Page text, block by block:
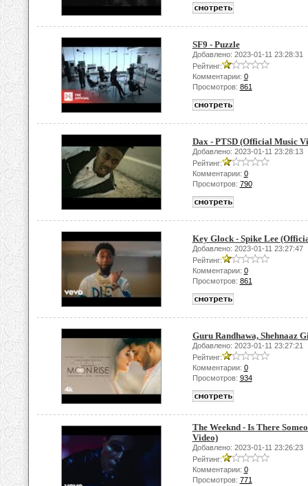
SF9 - Puzzle
Добавлено: 2023-01-11 23:28:31
Рейтинг:
Комментарии: 0
Просмотров: 861
Dax - PTSD (Official Music
Добавлено: 2023-01-11 23:28:13
Рейтинг:
Комментарии: 0
Просмотров: 790
Key Glock - Spike Lee
Добавлено: 2023-01-11 23:27:47
Рейтинг:
Комментарии: 0
Просмотров: 861
Guru Randhawa, Shehnaaz
Добавлено: 2023-01-11 23:27:21
Рейтинг:
Комментарии: 0
Просмотров: 934
The Weeknd - Is There
Video)
Добавлено: 2023-01-11 23:26:23
Рейтинг:
Комментарии: 0
Просмотров: 771